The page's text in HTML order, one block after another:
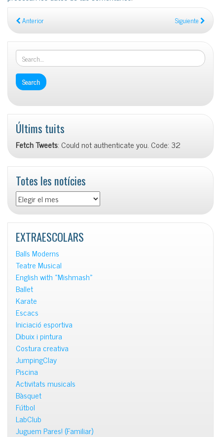
Anterior Siguiente
Últims tuits
Fetch Tweets: Could not authenticate you. Code: 32
Totes les notícies
Totes
les
notícies
EXTRAESCOLARS
Balls Moderns
Teatre Musical
English with «Mishmash»
Ballet
Karate
Escacs
Iniciació esportiva
Dibuix i pintura
Costura creativa
JumpingClay
Piscina
Activitats musicals
Bàsquet
Fútbol
LabClub
Juguem Pares! (Familiar)